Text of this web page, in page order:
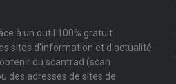
à un outil 100% gratuit.
sites d'information et d'actualité.
du scantrad (scan
des adresses de sites de